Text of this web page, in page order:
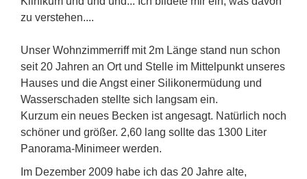
zu verstehen....
Unser Wohnzimmerriff mit 2m Länge stand nun schon
seit 20 Jahren an Ort und Stelle im Mittelpunkt unseres
Hauses und die Angst einer Silikonermüdung und
Wasserschaden stellte sich langsam ein.
Kurzum ein neues Becken ist angesagt. Natürlich noch
schöner und größer. 2,60 lang sollte das 1300 Liter
Panorama-Minimeer werden.
Im Dezember 2009 habe ich das 20 Jahre alte,